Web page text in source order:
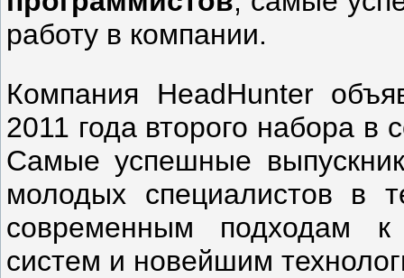
работу в компании.
Компания HeadHunter
2011 года второго набора в
Самые успешные
молодых специалистов в
современным подходам к
систем и новейшим